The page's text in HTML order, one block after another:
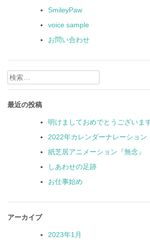
SmileyPaw
voice sample
お問い合わせ
検
索:
最近の投稿
明けましておめでとうございま
2022年カレンダーナレーション
紙芝居アニメーション『無念』
しあわせの足跡
お仕事始め
アーカイブ
2023年1月